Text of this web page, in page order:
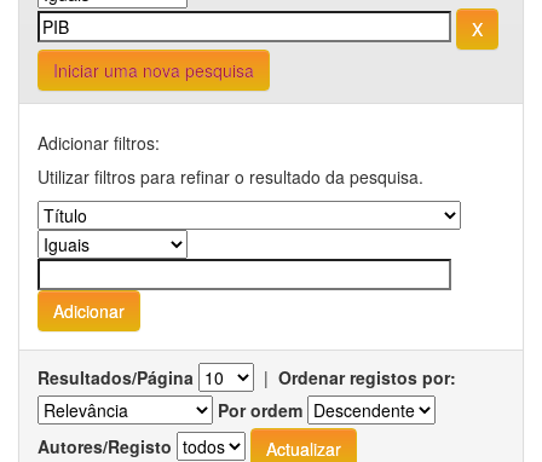
Iniciar uma nova pesquisa
Adicionar filtros:
Utilizar filtros para refinar o resultado da pesquisa.
Resultados/Página | Ordenar registos por:
Por ordem
Autores/Registo